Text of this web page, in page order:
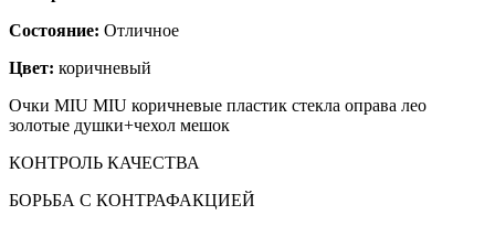
Состояние: Отличное
Цвет: коричневый
Очки MIU MIU коричневые пластик стекла оправа лео
золотые душки+чехол мешок
КОНТРОЛЬ КАЧЕСТВА
БОРЬБА С КОНТРАФАКЦИЕЙ